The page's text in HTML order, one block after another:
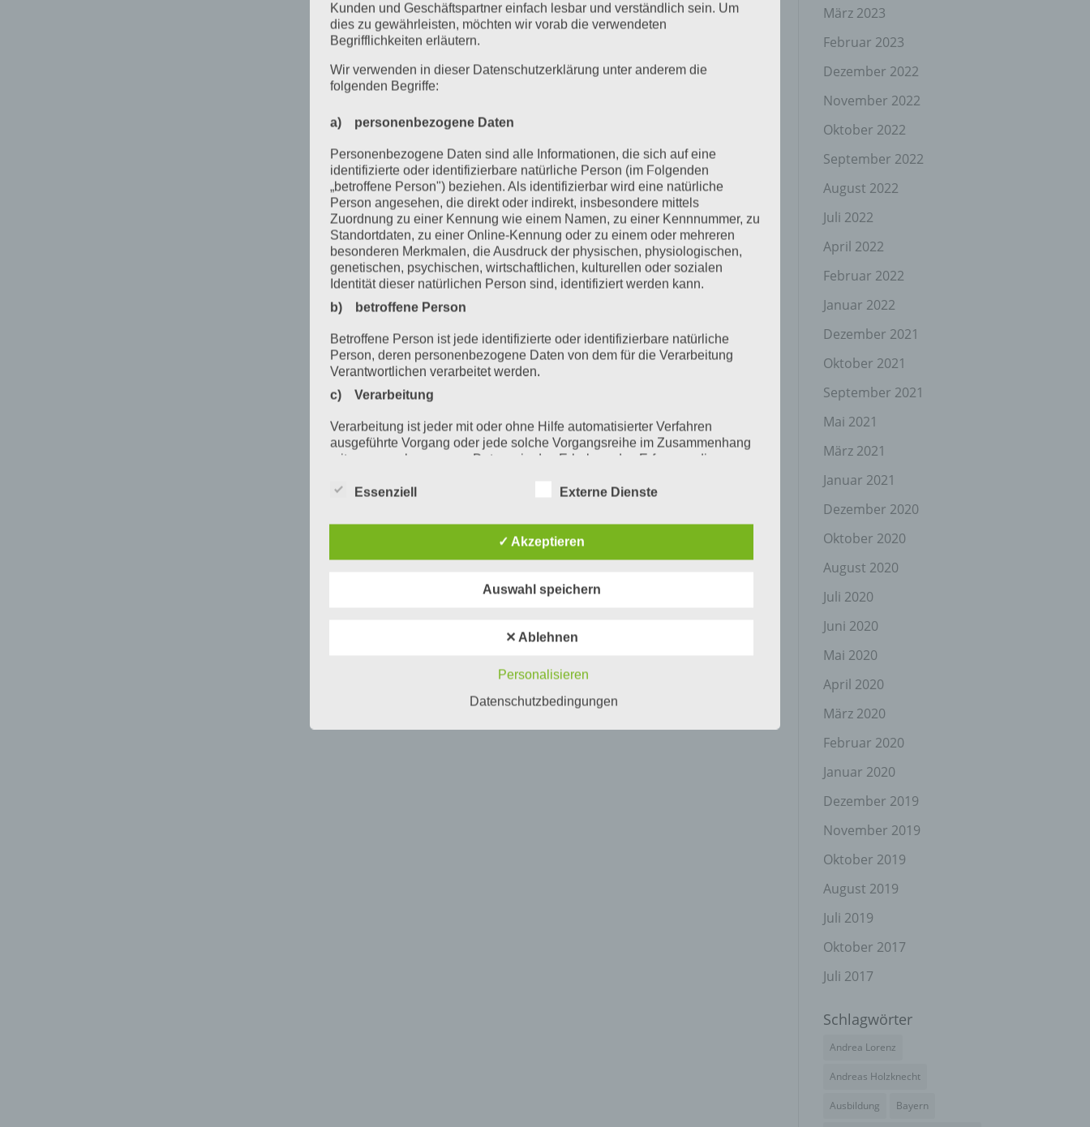
März 2023
Februar 2023
Dezember 2022
November 2022
Oktober 2022
September 2022
August 2022
Juli 2022
April 2022
Februar 2022
Januar 2022
Dezember 2021
Oktober 2021
September 2021
Mai 2021
März 2021
Januar 2021
Dezember 2020
Oktober 2020
August 2020
Juli 2020
Juni 2020
Mai 2020
April 2020
März 2020
Februar 2020
Januar 2020
Dezember 2019
November 2019
Oktober 2019
August 2019
Juli 2019
Oktober 2017
Juli 2017
Schlagwörter
Andrea Lorenz
Andreas Holzknecht
Ausbildung Bayern
Kunden und Geschäftspartner einfach lesbar und verständlich sein. Um
dies zu gewährleisten, möchten wir vorab die verwendeten
Begrifflichkeiten erläutern.
Wir verwenden in dieser Datenschutzerklärung unter anderem die
folgenden Begriffe:
a) personenbezogene Daten
Personenbezogene Daten sind alle Informationen, die sich auf eine
identifizierte oder identifizierbare natürliche Person (im Folgenden
„betroffene Person") beziehen. Als identifizierbar wird eine natürliche
Person angesehen, die direkt oder indirekt, insbesondere mittels
Zuordnung zu einer Kennung wie einem Namen, zu einer Kennnummer, zu
Standortdaten, zu einer Online-Kennung oder zu einem oder mehreren
besonderen Merkmalen, die Ausdruck der physischen, physiologischen,
genetischen, psychischen, wirtschaftlichen, kulturellen oder sozialen
Identität dieser natürlichen Person sind, identifiziert werden kann.
b) betroffene Person
Betroffene Person ist jede identifizierte oder identifizierbare natürliche
Person, deren personenbezogene Daten von dem für die Verarbeitung
Verantwortlichen verarbeitet werden.
c) Verarbeitung
Verarbeitung ist jeder mit oder ohne Hilfe automatisierter Verfahren
ausgeführte Vorgang oder jede solche Vorgangsreihe im Zusammenhang
mit personenbezogenen Daten wie das Erheben, das Erfassen, die
Veränderung, das Auslesen, das Abfragen, die Verwendung, die
Bereitstellung, den Abgleich oder die Verknüpfung, die Einschränkung, das
Löschen oder die Vernichtung.
d) Einschränkung der Verarbeitung
Einschränkung der Verarbeitung ist die Markierung gespeicherter
Profiling ist jede Art der automatisierten Verarbeitung personenbezogener
Daten, die darin besteht, dass diese personenbezogenen Daten verwendet
Person beziehen, zu bewerten, insbesondere, um Aspekte bezüglich
Essenziell Externe Dienste
✓ Akzeptieren
Auswahl speichern
✕ Ablehnen
Personalisieren
Datenschutzbedingungen